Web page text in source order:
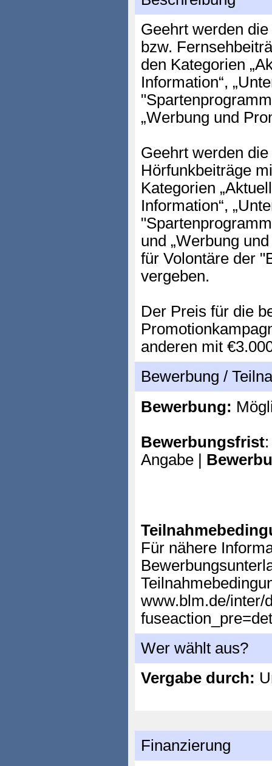
Geehrt werden
bzw.
den Kategorien
Information“,
„Werbung und
Geehrt werden
Hörfunkbeiträge
Kategorien
Information“,
und „Werbung
für Volontäre der
vergeben.
Der Preis für die
anderen mit
Bewerbung /
Bewerbung:
Bewerbungsfrist
Angabe |
Für nähere
www.blm.de/inter/
Wer wählt aus?
Vergabe durch:
Finanzierung